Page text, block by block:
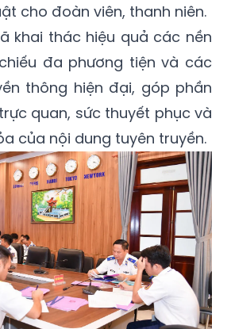
cho đoàn viên, thanh niên.
khai thác hiệu quả các nền
đa phương tiện và các
thông hiện đại, góp phần
quan, sức thuyết phục và
của nội dung tuyên truyền.